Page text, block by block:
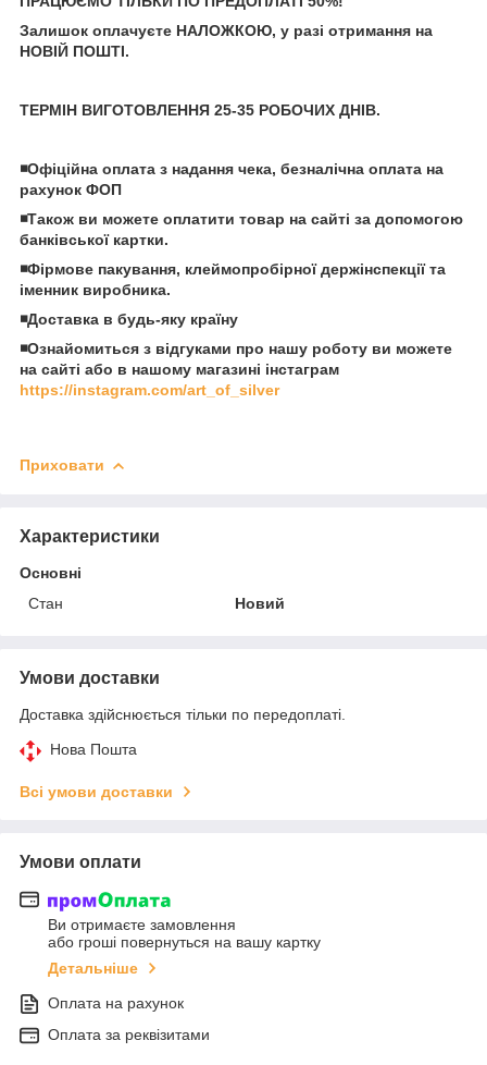
Залишок оплачуєте НАЛОЖКОЮ, у разі отримання на
НОВІЙ ПОШТІ.
ТЕРМІН ВИГОТОВЛЕННЯ 25-35 РОБОЧИХ ДНІВ.
◾️Офіційна оплата з надання чека, безналічна оплата на
рахунок ФОП
◾️Також ви можете оплатити товар на сайті за допомогою
банківської картки.
◾️Фірмове пакування, клеймопробірної держінспекції та
іменник виробника.
◾️Доставка в будь-яку країну
◾️Ознайомиться з відгуками про нашу роботу ви можете
на сайті або в нашому магазині інстаграм
https://instagram.com/art_of_silver
Приховати
Характеристики
Основні
Стан
Новий
Умови доставки
Доставка здійснюється тільки по передоплаті.
Нова Пошта
Всі умови доставки
Умови оплати
Ви отримаєте замовлення
або гроші повернуться на вашу картку
Детальніше
Оплата на рахунок
Оплата за реквізитами